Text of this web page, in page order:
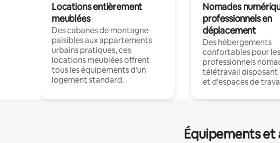
Locations entièrement
meublées
Des cabanes de montagne
paisibles aux appartements
urbains pratiques, ces
locations meublées offrent
tous les équipements d'un
logement standard.
Nomades
professionnels en
déplacement
Des hébergements
confortables pour les
professionnels
télétravail disposant
et d'espaces de
Équipements et